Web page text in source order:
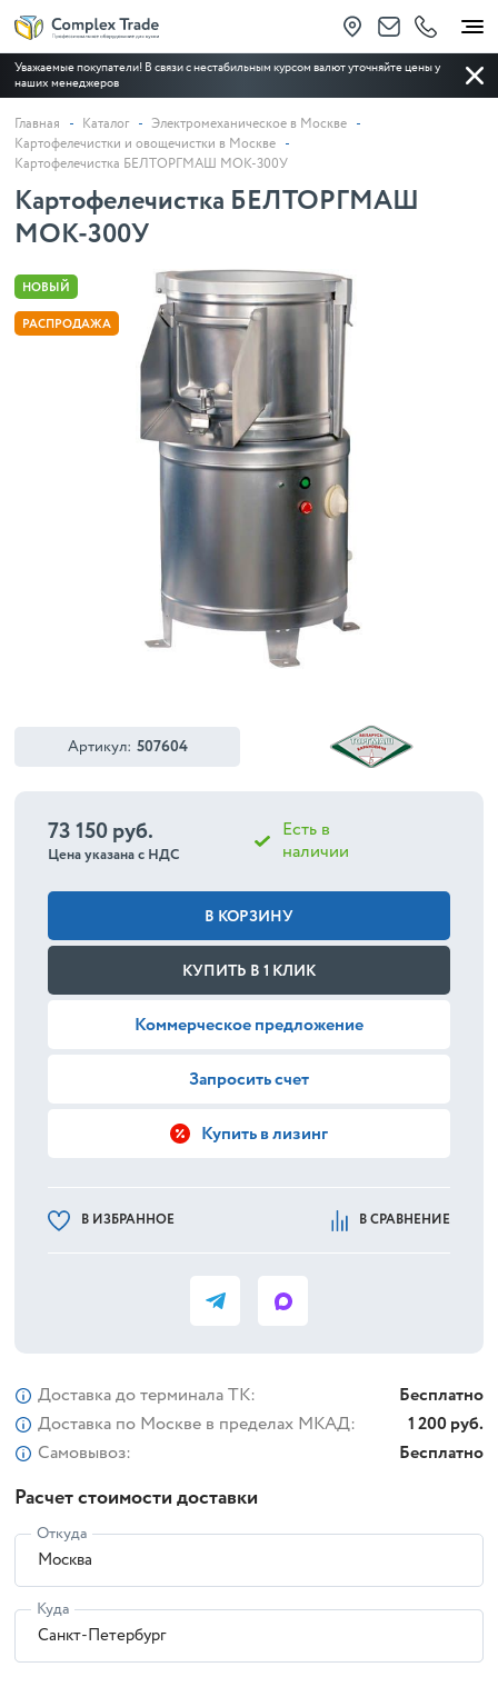
Уважаемые покупатели!В связи с нестабильным курсом валют уточняйте цены у
наших менеджеров
Главная Каталог
Электромеханическое в Москве
Картофелечистки и овощечистки в Москве
Картофелечистка БЕЛТОРГМАШ МОК-300У
Картофелечистка БЕЛТОРГМАШ
МОК-300У
НОВЫЙ
РАСПРОДАЖА
Артикул: 507604
73 150 руб.
Цена указана с НДС
Есть в
наличии
В КОРЗИНУ
КУПИТЬ В 1 КЛИК
Коммерческое предложение
Запросить счет
Купить в лизинг
В ИЗБРАННОЕ В СРАВНЕНИЕ
Доставка до терминала ТК:
Бесплатно
Доставка по Москве в пределах МКАД:
1 200 руб.
Самовывоз:
Бесплатно
Расчет стоимости доставки
Откуда
Куда